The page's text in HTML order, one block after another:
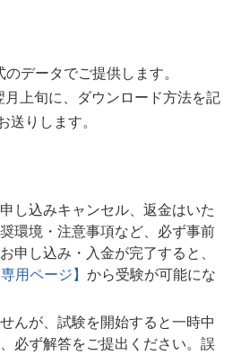
データでご提供します。
上旬に、ダウンロード方法を記
送りします。
し込みキャンセル、返金はいた
環境・注意事項など、必ず事前
申し込み・入金が完了すると、
用ページ】 から受験が可能にな
んが、試験を開始すると一時中
必ず解答をご提出ください。誤